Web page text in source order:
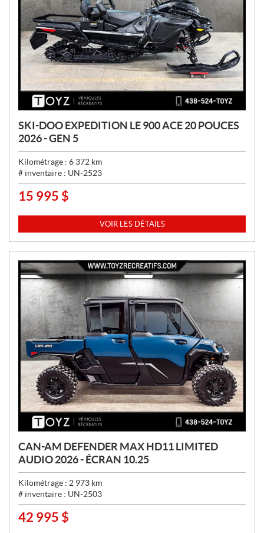
SKI-DOO EXPEDITION LE 900 ACE 20 POUCES
2026 - GEN 5
Kilométrage : 6 372 km
# inventaire : UN-2523
P
X
:
15 995 $
VOIR LES DÉTAILS
CAN-AM DEFENDER MAX HD11 LIMITED
AUDIO 2026 - ÉCRAN 10.25
Kilométrage : 2 973 km
# inventaire : UN-2503
P
42 995 $